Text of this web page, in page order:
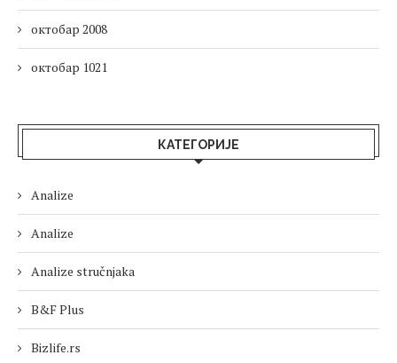
октобар 2008
октобар 1021
КАТЕГОРИЈЕ
Analize
Analize
Analize stručnjaka
B&F Plus
Bizlife.rs